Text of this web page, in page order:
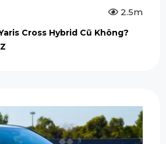
2.5m
Cross Hybrid Cũ Không?